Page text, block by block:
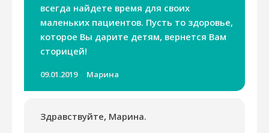
всегда найдете время для своих
маленьких пациентов. Пусть то здоровье,
которое Вы дарите детям, вернется Вам
сторицей!
09.01.2019 Марина
Здравствуйте, Марина.